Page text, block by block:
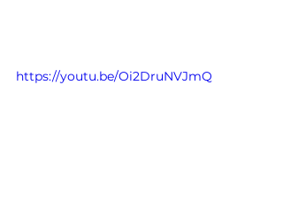
https://youtu.be/Oi2DruNVJmQ